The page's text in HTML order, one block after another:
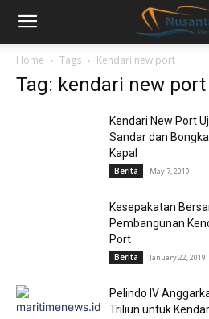
Home Tags Kendari new port
Tag: kendari new port
Kendari New Port
Sandar dan
Kapal
Berita May 7, 2019
Kesepakatan
Pembangunan
Port
Berita January 22, 2019
Pelindo IV
Triliun untuk